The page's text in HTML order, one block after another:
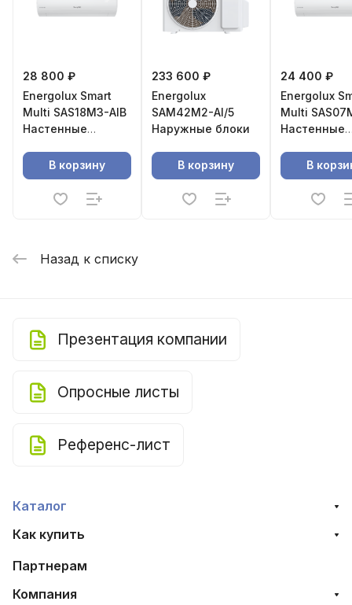
28 800 ₽
Energolux Smart
Multi SAS18M3-AIB
Настенные
В корзину
233 600 ₽
Energolux
SAM42M2-AI/5
Наружные блоки
В корзину
24 400 ₽
Energolux
Multi
Настенные
В
Назад к списку
Презентация компании
Опросные листы
Референс-лист
Каталог
Как купить
Партнерам
Компания